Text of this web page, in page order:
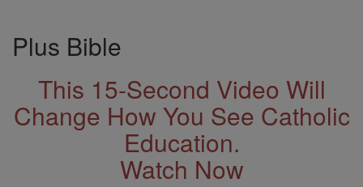
Plus Bible
This 15-Second Video Will
Change How You See Catholic
Education.
Watch Now